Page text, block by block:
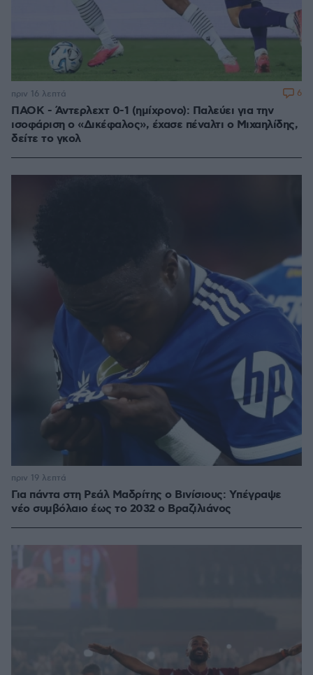
ΠΑΟΚ - Άντερλεχτ 0-1 (ημίχρονο): Παλεύει για την
ισοφάριση ο «Δικέφαλος», έχασε πέναλτι ο Μιχαηλίδης,
δείτε το γκολ
πριν 16 λεπτά 6
Για πάντα στη Ρεάλ Μαδρίτης ο Βινίσιους: Yπέγραψε
νέο συμβόλαιο έως το 2032 ο Βραζιλιάνος
πριν 19 λεπτά